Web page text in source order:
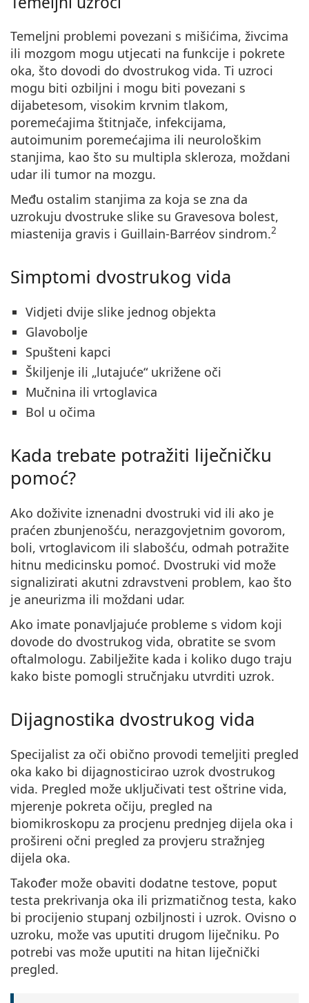
Temeljni problemi povezani s mišićima, živcima
ili mozgom mogu utjecati na funkcije i pokrete
oka, što dovodi do dvostrukog vida. Ti uzroci
mogu biti ozbiljni i mogu biti povezani s
dijabetesom, visokim krvnim tlakom,
poremećajima štitnjače, infekcijama,
autoimunim poremećajima ili neurološkim
stanjima, kao što su multipla skleroza, moždani
udar ili tumor na mozgu.
Među ostalim stanjima za koja se zna da
uzrokuju dvostruke slike su Gravesova bolest,
miastenija gravis i Guillain-Barréov sindrom.2
Simptomi dvostrukog vida
Vidjeti dvije slike jednog objekta
Glavobolje
Spušteni kapci
Škiljenje ili „lutajuće“ ukrižene oči
Mučnina ili vrtoglavica
Bol u očima
Kada trebate potražiti liječničku
pomoć?
Ako doživite iznenadni dvostruki vid ili ako je
praćen zbunjenošću, nerazgovjetnim govorom,
boli, vrtoglavicom ili slabošću, odmah potražite
hitnu medicinsku pomoć. Dvostruki vid može
signalizirati akutni zdravstveni problem, kao što
je aneurizma ili moždani udar.
Ako imate ponavljajuće probleme s vidom koji
dovode do dvostrukog vida, obratite se svom
oftalmologu. Zabilježite kada i koliko dugo traju
kako biste pomogli stručnjaku utvrditi uzrok.
Dijagnostika dvostrukog vida
Specijalist za oči obično provodi temeljiti pregled
oka kako bi dijagnosticirao uzrok dvostrukog
vida. Pregled može uključivati test oštrine vida,
mjerenje pokreta očiju, pregled na
biomikroskopu za procjenu prednjeg dijela oka i
prošireni očni pregled za provjeru stražnjeg
dijela oka.
Također može obaviti dodatne testove, poput
testa prekrivanja oka ili prizmatičnog testa, kako
bi procijenio stupanj ozbiljnosti i uzrok. Ovisno o
uzroku, može vas uputiti drugom liječniku. Po
potrebi vas može uputiti na hitan liječnički
pregled.